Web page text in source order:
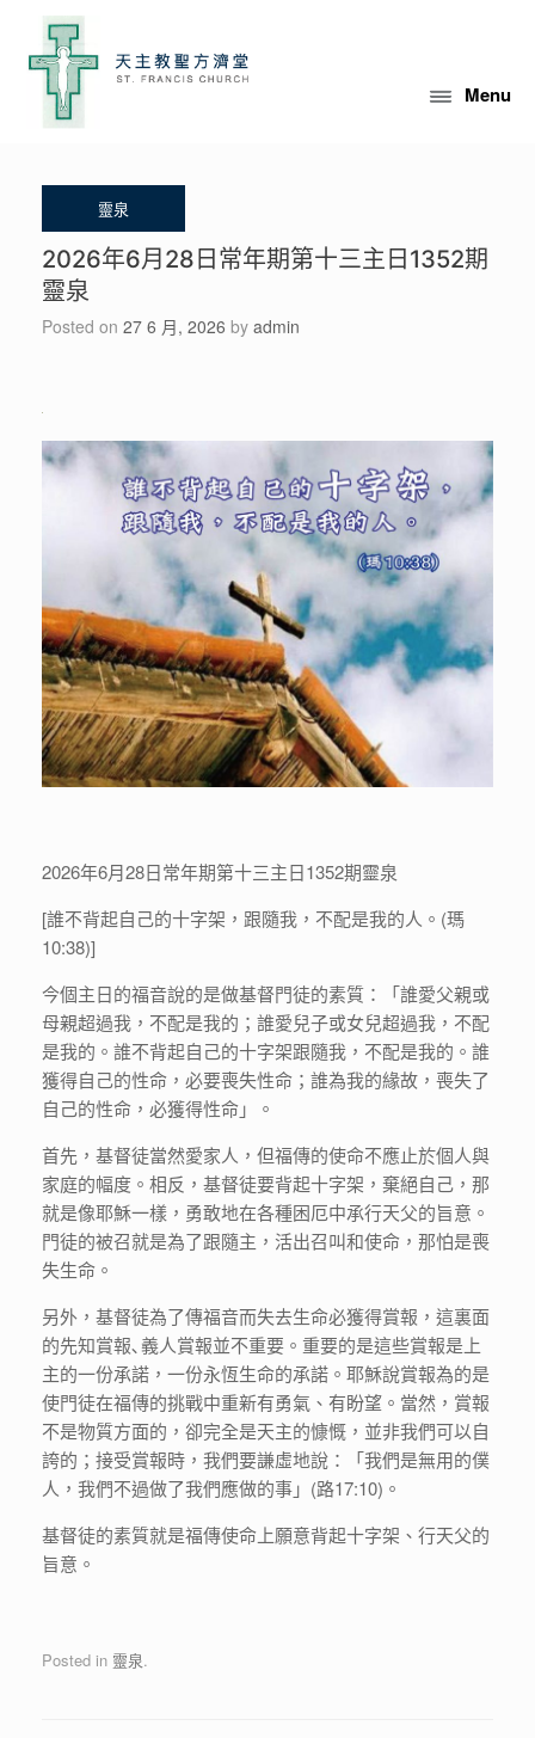
content
Menu
2026年6月28日常年期第十三主日1352期
靈泉
Posted on 27 6 月, 2026 by admin
2026年6月28日常年期第十三主日1352期靈泉
[誰不背起自己的十字架，跟隨我，不配是我的人。(瑪
10:38)]
今個主日的福音說的是做基督門徒的素質：「誰愛父親或
母親超過我，不配是我的；誰愛兒子或女兒超過我，不配
是我的。誰不背起自己的十字架跟隨我，不配是我的。誰
獲得自己的性命，必要喪失性命；誰為我的緣故，喪失了
自己的性命，必獲得性命」。
首先，基督徒當然愛家人，但福傳的使命不應止於個人與
家庭的幅度。相反，基督徒要背起十字架，棄絕自己，那
就是像耶穌一樣，勇敢地在各種困厄中承行天父的旨意。
門徒的被召就是為了跟隨主，活出召叫和使命，那怕是喪
失生命。
另外，基督徒為了傳福音而失去生命必獲得賞報，這裏面
的先知賞報､義人賞報並不重要。重要的是這些賞報是上
主的一份承諾，一份永恆生命的承諾。耶穌說賞報為的是
使門徒在福傳的挑戰中重新有勇氣、有盼望。當然，賞報
不是物質方面的，卻完全是天主的慷慨，並非我們可以自
誇的；接受賞報時，我們要謙虛地說：「我們是無用的僕
人，我們不過做了我們應做的事」(路17:10)。
基督徒的素質就是福傳使命上願意背起十字架、行天父的
旨意。
Posted in 靈泉.